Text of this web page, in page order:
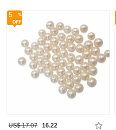
5
US$ 17.07 16.22